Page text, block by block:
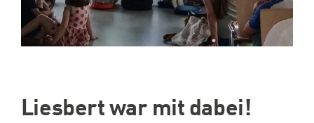
Liesbert war mit dabei!